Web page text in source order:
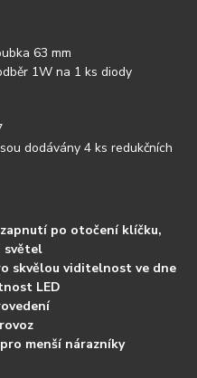
63 mm
1W na 1 ks diody
dodávány 4 ks redukčních
po otočení klíčku,
světel
skvělou viditelnost ve dne
LED
menší nárazníky